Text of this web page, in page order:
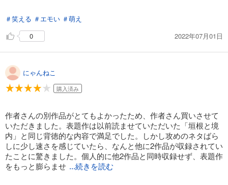
その他の2作目3作目の方が、落ち着いて読めました。
かなし君は、続編が読みたいくらい。丸々1冊で読みたかった。
これは、本当に救われる所まで見届けたい。
＃笑える ＃エモい ＃萌え
0
2022年07月01日
にゃんねこ
購入済み
作者さんの別作品がとてもよかったため、作者さん買いさせて
いただきました。表題作は以前読ませていただいた「垣根と境
内」と同じ背徳的な内容で満足でした。しかし攻めのネタばら
しに少し速さを感じていたら、なんと他に2作品が収録されてい
たことに驚きました。個人的に他2作品と同時収録せず、表題作
をもっと膨らませ ...続きを読む